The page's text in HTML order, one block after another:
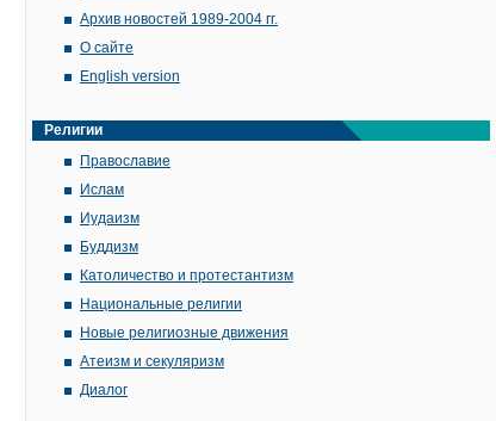
Архив новостей 1989-2004 гг.
О сайте
English version
Религии
Православие
Ислам
Иудаизм
Буддизм
Католичество и протестантизм
Национальные религии
Новые религиозные движения
Атеизм и секуляризм
Диалог